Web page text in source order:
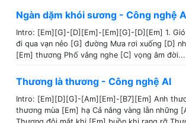
Ngàn dặm khói sương - Công nghệ
Intro: [Em][G]-[D][Em]-[Em][G]-[D][Em] 1. Gió
đi qua vạn nẻo [G] đường Mưa rơi xuống [D]
[Em] thương Phố vắng nghe [C] vọng âm đời...
Thương là thương - Công nghệ AI
Intro: [Em][D][G]-[Am][Em]-[B7][Em] Anh
thương mùa [Em] hạ Cả nắng vàng lẫn những